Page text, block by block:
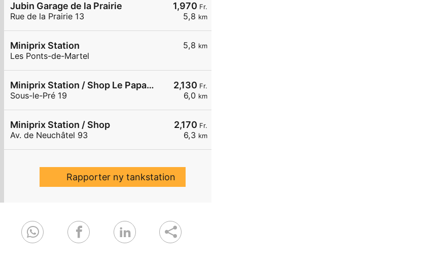
1,970 Fr.
5,8 km
Jubin Garage de la Prairie
Rue de la Prairie 13
5,8 km
Miniprix Station
Les Ponts-de-Martel
2,130 Fr.
6,0 km
Miniprix Station / Shop Le Papaluna Shop
Sous-le-Pré 19
2,170 Fr.
6,3 km
Miniprix Station / Shop
Av. de Neuchâtel 93
Rapporter ny tankstation